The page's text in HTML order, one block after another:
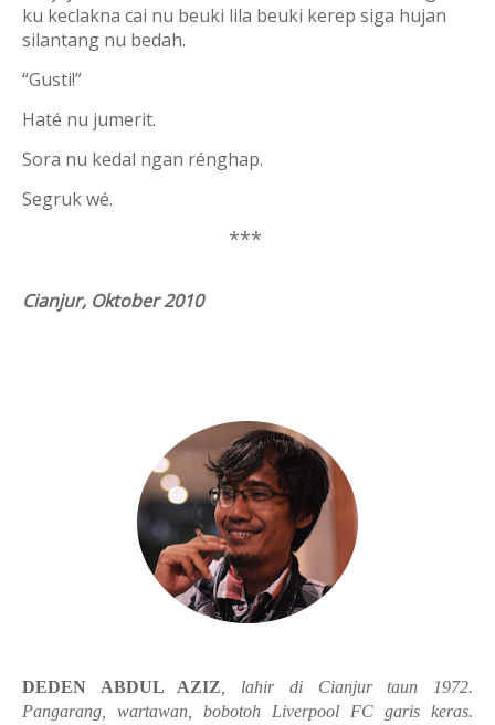
ku keclakna cai nu beuki lila beuki kerep siga hujan
silantang nu bedah.
“Gusti!”
Haté nu jumerit.
Sora nu kedal ngan rénghap.
Segruk wé.
***
Cianjur, Oktober 2010
DEDEN ABDUL AZIZ , lahir di Cianjur taun 1972.
Pangarang, wartawan, bobotoh Liverpool FC garis keras.